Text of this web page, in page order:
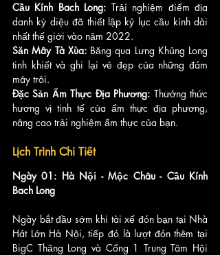
Cầu Kính Bach Long: Trải nghiệm điểm địa
danh kỳ diệu đã thiết lập kỷ lục cầu kính dài
nhất thế giới vào năm 2022.
Săn Mây Tà Xùa: Băng qua Lưng Khủng Long
tinh khiết và ghi lại vẻ đẹp của những đám
mây trôi.
Đặc Sản Ẩm Thực Địa Phương: Thưởng thức
hương vị tinh tế của ẩm thực địa phương,
nâng cao trải nghiệm ẩm thực của bạn.
Lịch Trình Chi Tiết
Ngày 01: Hà Nội - Mộc Châu - Cầu Kính
Bach Long
Ngày bắt đầu sớm khi tài xế đón bạn tại Nhà
Hát Lớn Hà Nội, tiếp đó là lượt đón thêm tại
BigC Thăng Long và Cổng 1 Trung Tâm Hội